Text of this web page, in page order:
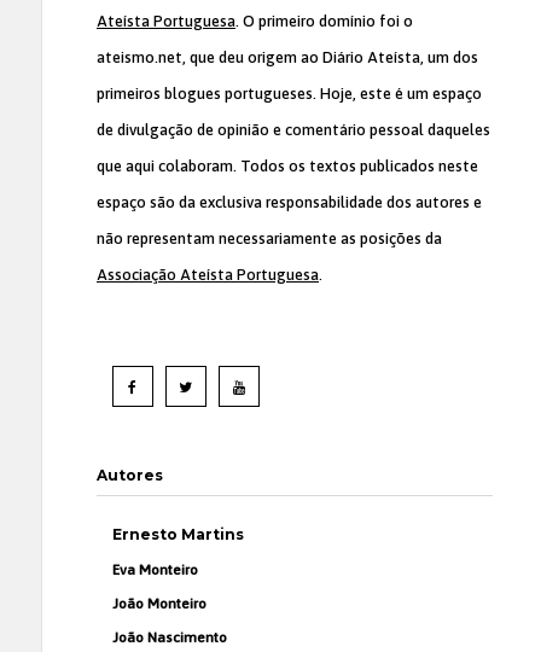
Ateísta Portuguesa. O primeiro domínio foi o
ateismo.net, que deu origem ao Diário Ateísta, um dos
primeiros blogues portugueses. Hoje, este é um espaço
de divulgação de opinião e comentário pessoal daqueles
que aqui colaboram. Todos os textos publicados neste
espaço são da exclusiva responsabilidade dos autores e
não representam necessariamente as posições da
Associação Ateísta Portuguesa.
Autores
Ernesto Martins
Eva Monteiro
João Monteiro
João Nascimento